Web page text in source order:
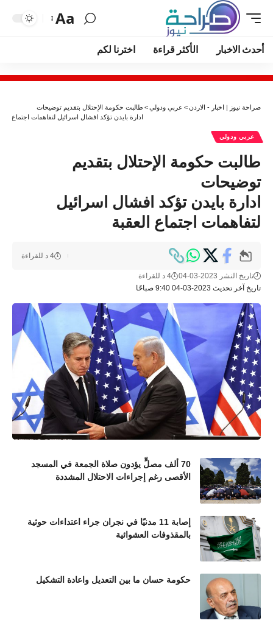
Aa
أحدث الاخبار الأكثر قراءة اخترنا لكم
صراحة نيوز | اخبار - الاردن> عربي ودولي> طالبت حكومة الإحتلال بتقديم توضيحات
ادارة بايدن تؤكد افشال اسرائيل لتفاهمات اجتماع
عربي ودولي
طالبت حكومة الإحتلال بتقديم
توضيحات
ادارة بايدن تؤكد افشال اسرائيل
لتفاهمات اجتماع العقبة
تاريخ آخر تحديث 2023-03-04 9:40 صباحًا
تاريخ النشر 2023-03-04 4 د للقراءة
4 د للقراءة
70 ألف مصلٍّ يؤدون صلاة الجمعة في المسجد
الأقصى رغم إجراءات الاحتلال المشددة
إصابة 11 مدنيًا في نجران جراء اعتداءات حوثية
بالمقذوفات العشوائية
حكومة حسان ما بين التعديل واعادة التشكيل